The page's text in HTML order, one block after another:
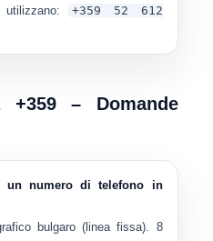
utilizzano:
+359 52 612
+359 – Domande
numero di telefono in
bulgaro (linea fissa). 8